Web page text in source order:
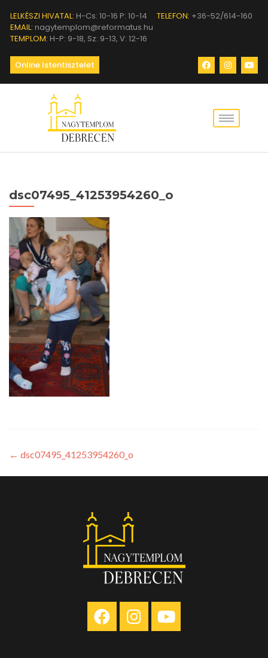
LELKÉSZI HIVATAL: H-Cs: 10-16 P: 10-14 TELEFON: +36-52/614-160
EMAIL: nagytemplom@reformatus.hu
TEMPLOM: H-P: 9-18, Sz: 9-13, V: 12-16
Online Istentisztelet
dsc07495_41253954260_o
← dsc07495_41253954260_o